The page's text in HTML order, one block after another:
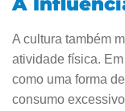
A cultura também
atividade física.
como uma forma
consumo